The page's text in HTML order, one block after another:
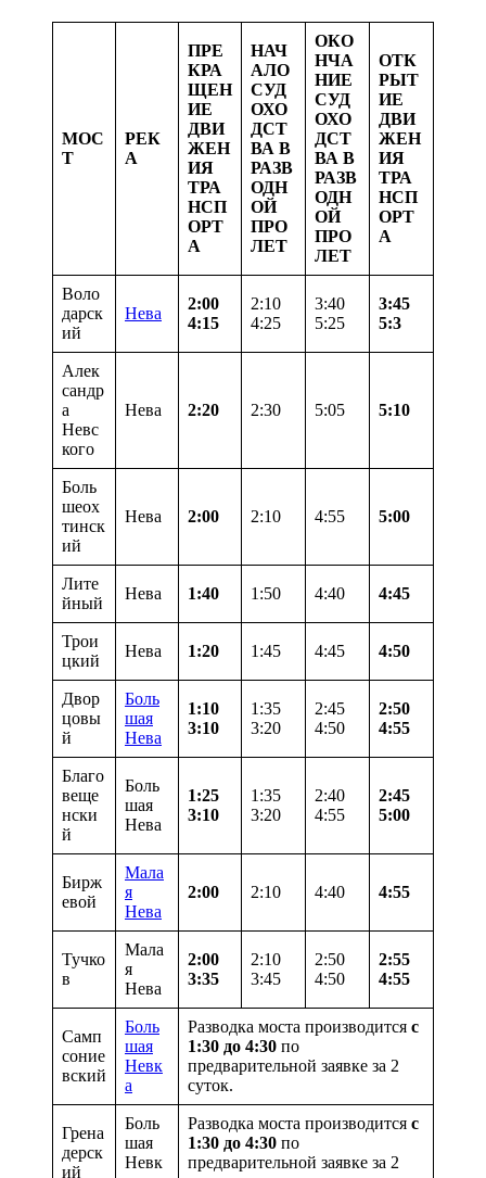
МОС
Т
РЕК
А
ПРЕ
КРА
ЩЕН
ИЕ
ДВИ
ЖЕН
ИЯ
ТРА
НСП
ОРТ
А
НАЧ
АЛО
СУД
ОХО
ДСТ
ВА В
РАЗВ
ОДН
ОЙ
ПРО
ЛЕТ
ОКО
НЧА
НИЕ
СУД
ОХО
ДСТ
ВА В
РАЗВ
ОДН
ОЙ
ПРО
ЛЕТ
ОТК
РЫТ
ИЕ
ДВИ
ЖЕН
ИЯ
ТРА
НСП
ОРТ
А
Воло
дарск
ий
Нева
2:00
4:15
2:10
4:25
3:40
5:25
3:45
5:3
Алек
сандр
а
Невс
кого
Нева 2:20 2:30 5:05 5:10
Боль
шеох
тинск
ий
Нева 2:00 2:10 4:55 5:00
Лите
йный
Нева 1:40 1:50 4:40 4:45
Трои
цкий
Нева 1:20 1:45 4:45 4:50
Двор
цовы
й
Боль
шая
Нева
1:10
3:10
1:35
3:20
2:45
4:50
2:50
4:55
Благо
веще
нски
й
Боль
шая
Нева
1:25
3:10
1:35
3:20
2:40
4:55
2:45
5:00
Бирж
евой
Мала
я
Нева
2:00 2:10 4:40 4:55
Тучко
в
Мала
я
Нева
2:00
3:35
2:10
3:45
2:50
4:50
2:55
4:55
Самп
соние
вский
Боль
шая
Невк
а
Разводка моста производится с
1:30 до 4:30 по
предварительной заявке за 2
суток.
Грена
дерск
ий
Боль
шая
Невк
Разводка моста производится с
1:30 до 4:30 по
предварительной заявке за 2